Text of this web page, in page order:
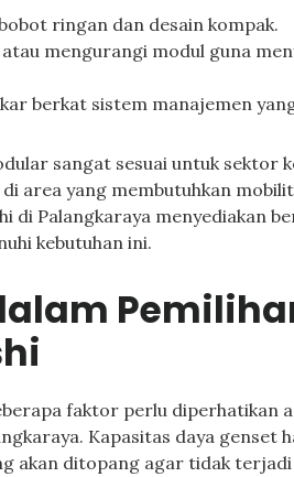
ringan dan desain kompak.
mengurangi modul guna
berkat sistem manajemen
sangat sesuai untuk sektor
area yang membutuhkan
di Palangkaraya menyediakan
kebutuhan ini.
faktor perlu diperhatikan
Kapasitas daya genset
akan ditopang agar tidak